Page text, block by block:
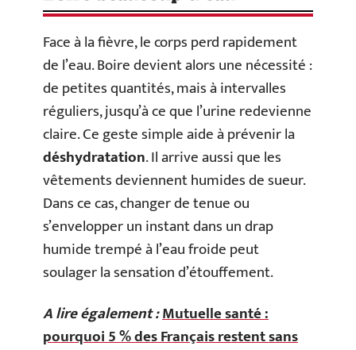
Face à la fièvre, le corps perd rapidement
de l’eau. Boire devient alors une nécessité :
de petites quantités, mais à intervalles
réguliers, jusqu’à ce que l’urine redevienne
claire. Ce geste simple aide à prévenir la
déshydratation. Il arrive aussi que les
vêtements deviennent humides de sueur.
Dans ce cas, changer de tenue ou
s’envelopper un instant dans un drap
humide trempé à l’eau froide peut
soulager la sensation d’étouffement.
A lire également :Mutuelle santé :
pourquoi 5 % des Français restent sans